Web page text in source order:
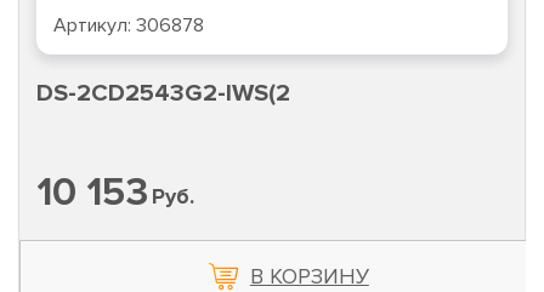
Артикул: 306878
DS-2CD2543G2-IWS(2
10 153 Руб.
В КОРЗИНУ